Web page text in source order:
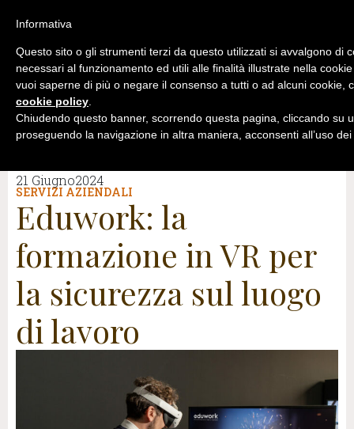
21 Giugno2024
SERVIZI AZIENDALI
Eduwork: la
formazione in VR per
la sicurezza sul luogo
di lavoro
Informativa
Questo sito o gli strumenti terzi da questo utilizzati si avvalgono di
necessari al funzionamento ed utili alle finalità illustrate nella
vuoi saperne di più o negare il consenso a tutti o ad alcuni cookie,
cookie policy.
Chiudendo questo banner, scorrendo questa pagina, cliccando su
proseguendo la navigazione in altra maniera, acconsenti all’uso